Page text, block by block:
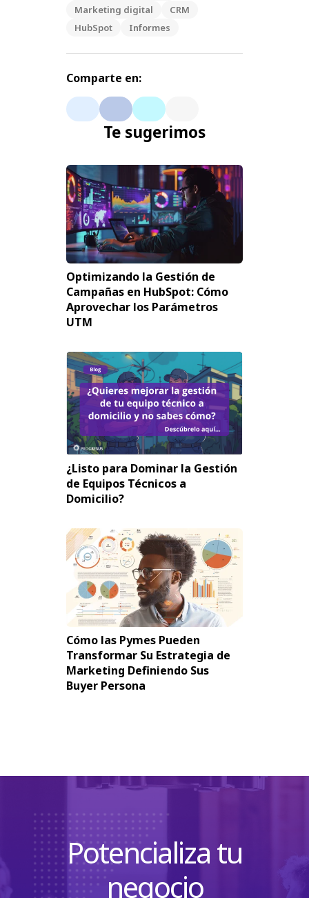
Marketing digital
CRM
HubSpot
Informes
Comparte en:
Te sugerimos
Optimizando la Gestión de
Campañas en HubSpot: Cómo
Aprovechar los Parámetros
UTM
¿Listo para Dominar la Gestión
de Equipos Técnicos a
Domicilio?
Cómo las Pymes Pueden
Transformar Su Estrategia de
Marketing Definiendo Sus
Buyer Persona
Potencializa tu
negocio